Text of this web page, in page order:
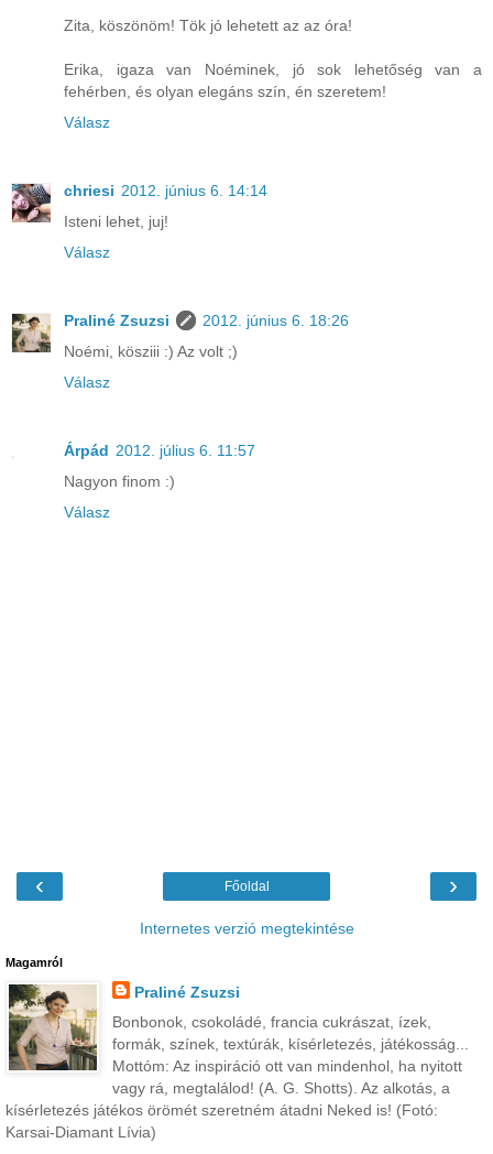
Zita, köszönöm! Tök jó lehetett az az óra!
Erika, igaza van Noéminek, jó sok lehetőség van a
fehérben, és olyan elegáns szín, én szeretem!
Válasz
chriesi 2012. június 6. 14:14
Isteni lehet, juj!
Válasz
Praliné Zsuzsi
2012. június 6. 18:26
Noémi, kösziii :) Az volt ;)
Válasz
Árpád 2012. július 6. 11:57
Nagyon finom :)
Válasz
‹ ›
Főoldal
Internetes verzió megtekintése
Magamról
Praliné Zsuzsi
Bonbonok, csokoládé, francia cukrászat, ízek,
formák, színek, textúrák, kísérletezés, játékosság...
Mottóm: Az inspiráció ott van mindenhol, ha nyitott
vagy rá, megtalálod! (A. G. Shotts). Az alkotás, a
kísérletezés játékos örömét szeretném átadni Neked is! (Fotó:
Karsai-Diamant Lívia)